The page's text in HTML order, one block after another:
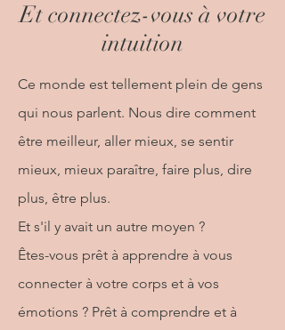
Et connectez-vous à votre
intuition
Ce monde est tellement plein de gens
qui nous parlent. Nous dire comment
être meilleur, aller mieux, se sentir
mieux, mieux paraître, faire plus, dire
plus, être plus.
Et s'il y avait un autre moyen ?
Êtes-vous prêt à apprendre à vous
connecter à votre corps et à vos
émotions ? Prêt à comprendre et à